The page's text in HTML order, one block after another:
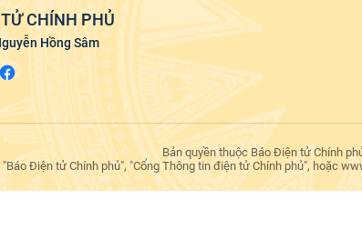
CHÍNH PHỦ
Hồng Sâm
Bản quyền thuộc Báo Điện tử Chính
"Báo Điện tử Chính phủ", "Cổng Thông tin điện tử Chính phủ", hoặc